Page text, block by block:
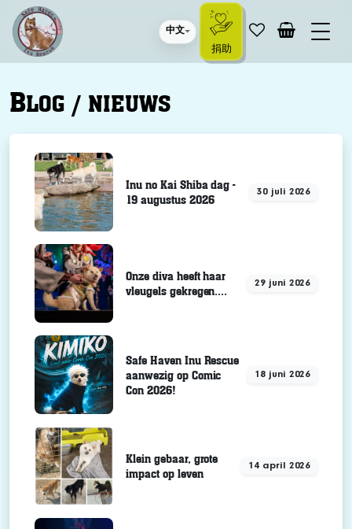
中文
捐助
BLOG / NIEUWS
Inu no Kai Shiba dag -
19 augustus 2026
30 juli 2026
Onze diva heeft haar
vleugels gekregen....
29 juni 2026
Safe Haven Inu Rescue
aanwezig op Comic
Con 2026!
18 juni 2026
Klein gebaar, grote
impact op leven
14 april 2026